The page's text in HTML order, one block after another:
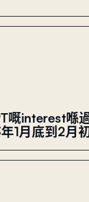
嘅interest喺
1月底到2月初